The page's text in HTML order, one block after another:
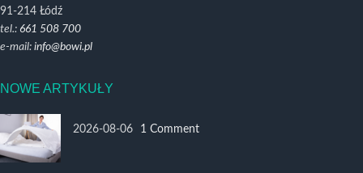
91-214 Łódź
tel.: 661 508 700
e-mail: info@bowi.pl
NOWE ARTYKUŁY
2026-08-06 1 Comment